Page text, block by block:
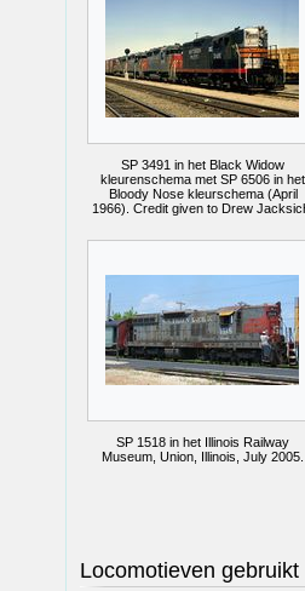
SP 3491 in het Black Widow
kleurenschema met SP 6506 in het
Bloody Nose kleurschema (April
1966). Credit given to Drew
SP 1518 in het Illinois Railway
Museum, Union, Illinois, July 2005.
Locomotieven